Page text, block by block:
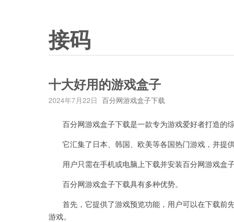
接码
十大好用的游戏盒子
2024年7月22日 百分网游戏盒子下载
百分网游戏盒子下载是一款专为游戏爱好者打造的综
它汇集了日本、韩国、欧美等各国热门游戏，并提供
用户只需在手机或电脑上下载并安装百分网游戏盒子
百分网游戏盒子下载具有多种优势。
首先，它提供了游戏预览功能，用户可以在下载前
游戏。